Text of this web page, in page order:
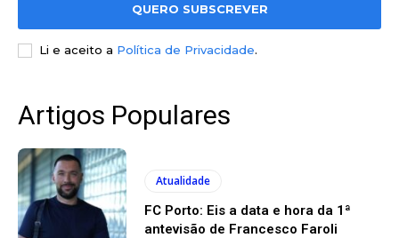
QUERO SUBSCREVER
Li e aceito a Política de Privacidade.
Artigos Populares
Atualidade
FC Porto: Eis a data e hora da 1ª
antevisão de Francesco Faroli